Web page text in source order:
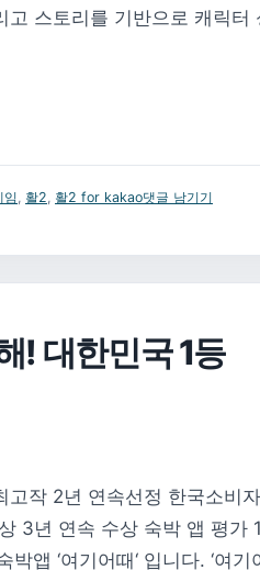
스토리를 기반으로 캐릭터
임, 활2, 활2 for kakao댓글 남기기
! 대한민국 1등
작 2년 연속선정 한국소비
3년 연속 수상 숙박 앱 평
앱 ‘여기어때‘ 입니다. ‘여기